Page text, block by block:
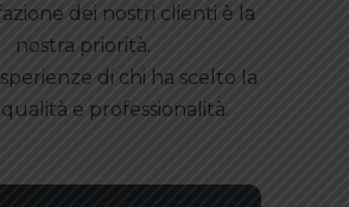
dei nostri clienti è la
nostra priorità.
di chi ha scelto la
e professionalità.